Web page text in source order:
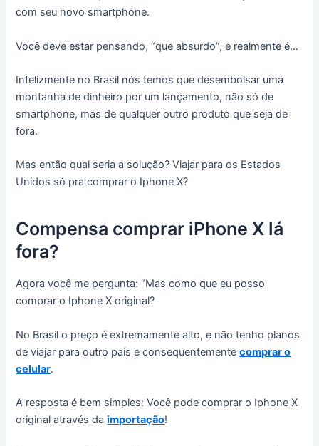
com seu novo smartphone.
Você deve estar pensando, “que absurdo”, e realmente é…
Infelizmente no Brasil nós temos que desembolsar uma
montanha de dinheiro por um lançamento, não só de
smartphone, mas de qualquer outro produto que seja de
fora.
Mas então qual seria a solução? Viajar para os Estados
Unidos só pra comprar o Iphone X?
Compensa comprar iPhone X lá
fora?
Agora você me pergunta: “Mas como que eu posso
comprar o Iphone X original?
No Brasil o preço é extremamente alto, e não tenho planos
de viajar para outro país e consequentementecomprar o
celular.
A resposta é bem simples: Você pode comprar o Iphone X
original através daimportação!